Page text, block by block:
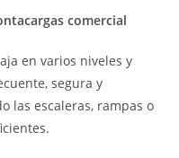
comercial
en varios niveles y
segura y
las escaleras, rampas o